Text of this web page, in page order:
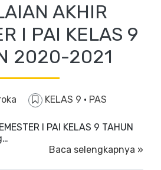
AKHIR
I PAI KELAS 9
2020-2021
KELAS 9 · PAS
I PAI KELAS 9 TAHUN
Baca selengkapnya »